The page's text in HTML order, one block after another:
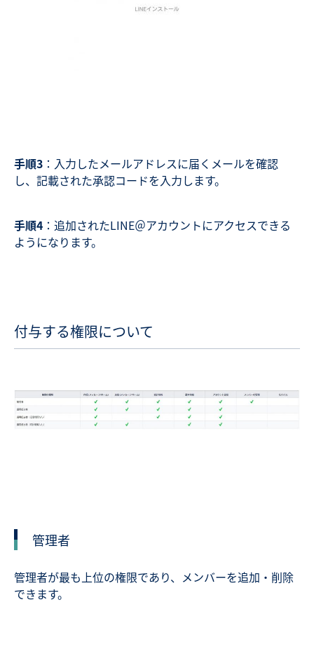
手順3 ：入力したメールアドレスに届くメールを確認
し、記載された承認コードを入力します。
手順4 ：追加されたLINE＠アカウントにアクセスできる
ようになります。
付与する権限について
管理者
管理者が最も上位の権限であり、メンバーを追加・削除
できます。